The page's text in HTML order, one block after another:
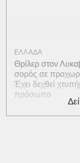
ΕΛΛΑΔΑ
Θρίλερ στον
σορός σε
Έχει δεχθεί
πρόσωπο